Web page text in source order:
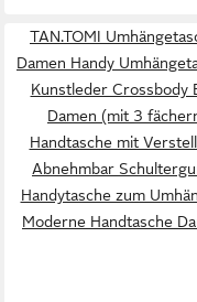
TAN.TOMI
Damen Handy
Kunstleder Crossbody
Damen (mit 3
Handtasche mit
Abnehmbar
Handytasche zum
Moderne Handtasche